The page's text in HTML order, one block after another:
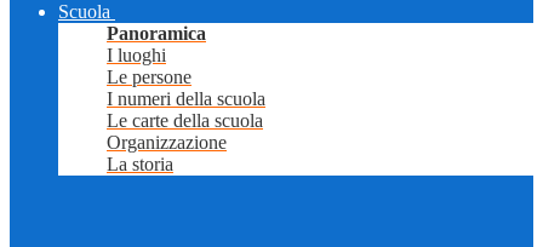
Scuola
Panoramica
I luoghi
Le persone
I numeri della scuola
Le carte della scuola
Organizzazione
La storia